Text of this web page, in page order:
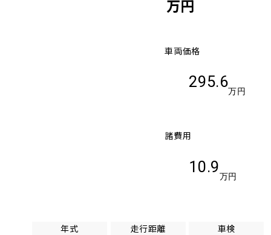
万円
車両価格
295.6
万円
諸費用
10.9
万円
年式
走行距離
車検